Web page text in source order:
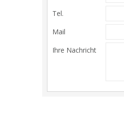
Tel.
Mail
Ihre Nachricht